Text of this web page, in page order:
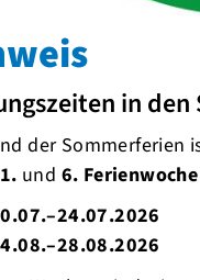
in
der Sommerferien
und 6. Ferienwoche